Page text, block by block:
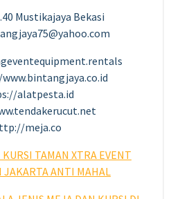
Mustikajaya Bekasi
alatpesta.id
meja.co
TAMAN XTRA EVENT
JAKARTA ANTI MAHAL